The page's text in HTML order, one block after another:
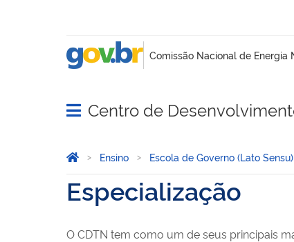
Abrir menu principal de navegação
Centro de
Você está aqui:
Página Inicial
Ensino Escola de Governo (Lato Sensu)
Especialização
O CDTN tem como um de seus principais